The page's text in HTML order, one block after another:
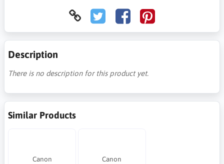
Description
There is no description for this product yet.
Similar Products
Canon Canon